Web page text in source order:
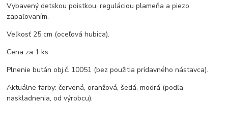
Vybavený detskou poistkou, reguláciou plameňa a piezo
zapaľovaním.
Veľkosť 25 cm (oceľová hubica).
Cena za 1 ks.
Plnenie bután obj.č. 10051 (bez použitia prídavného nástavca).
Aktuálne farby: červená, oranžová, šedá, modrá (podľa
naskladnenia, od výrobcu).